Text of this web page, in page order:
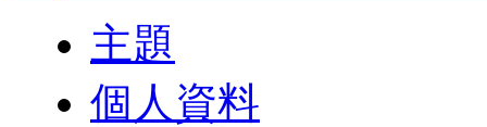
主題
個人資料